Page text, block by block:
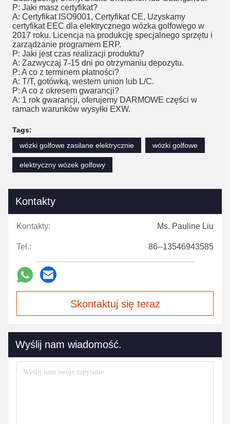
P: Jaki masz certyfikat?
A: Certyfikat ISO9001, Certyfikat CE, Uzyskamy
certyfikat EEC dla elektrycznego wózka golfowego w
2017 roku. Licencja na produkcję specjalnego sprzętu i
zarządzanie programem ERP.
P: Jaki jest czas realizacji produktu?
A: Zazwyczaj 7-15 dni po otrzymaniu depozytu.
P: A co z terminem płatności?
A: T/T, gotówką, western union lub L/C.
P: A co z okresem gwarancji?
A: 1 rok gwarancji, oferujemy DARMOWE części w
ramach warunków wysyłki EXW.
Tags:
wózki golfowe zasilane elektrycznie
wózki golfowe
elektryczny wózek golfowy
Kontakty
Kontakty: Ms. Pauline Liu
Tel.: 86--13546943585
Skontaktuj się teraz
Wyślij nam wiadomość.